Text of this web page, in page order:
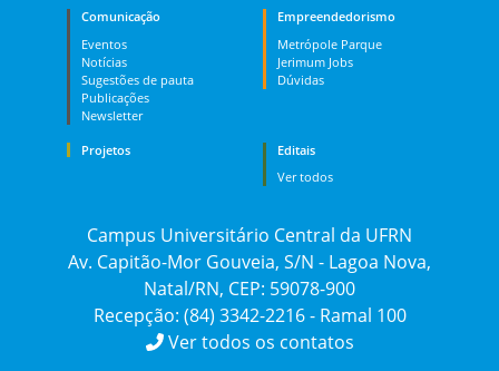
Comunicação
Eventos
Notícias
Sugestões de pauta
Publicações
Newsletter
Empreendedorismo
Metrópole Parque
Jerimum Jobs
Dúvidas
Projetos
Editais
Ver todos
Campus Universitário Central da UFRN
Av. Capitão-Mor Gouveia, S/N - Lagoa Nova,
Natal/RN, CEP: 59078-900
Recepção: (84) 3342-2216 - Ramal 100
Ver todos os contatos